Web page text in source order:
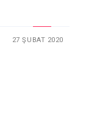
27 ŞUBAT 2020